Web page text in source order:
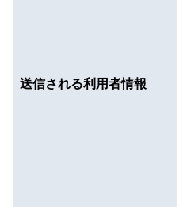
送信される利用者情報